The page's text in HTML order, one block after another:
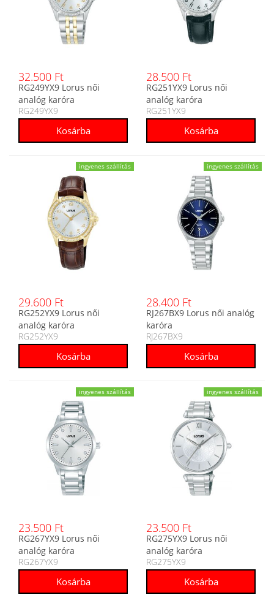
32.500 Ft
RG249YX9 Lorus női
analóg karóra
RG249YX9
28.500 Ft
RG251YX9 Lorus női
analóg karóra
RG251YX9
ingyenes szállítás
29.600 Ft
RG252YX9 Lorus női
analóg karóra
RG252YX9
ingyenes szállítás
28.400 Ft
RJ267BX9 Lorus női analóg
karóra
RJ267BX9
ingyenes szállítás
23.500 Ft
RG267YX9 Lorus női
analóg karóra
RG267YX9
ingyenes szállítás
23.500 Ft
RG275YX9 Lorus női
analóg karóra
RG275YX9